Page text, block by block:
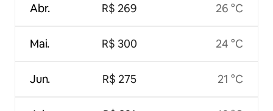
Abr.
Mai.
Jun.
R$ 269
R$ 300
R$ 275
26 °C
24 °C
21 °C